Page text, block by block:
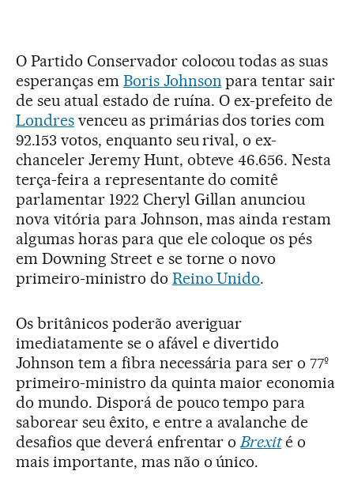
O Partido Conservador colocou todas as suas
esperanças em Boris Johnson para tentar sair
de seu atual estado de ruína. O ex-prefeito de
Londresvenceu as primárias dos tories com
92.153 votos, enquanto seu rival, o ex-
chanceler Jeremy Hunt, obteve 46.656. Nesta
terça-feira a representante do comitê
parlamentar 1922 Cheryl Gillan anunciou
nova vitória para Johnson, mas ainda restam
algumas horas para que ele coloque os pés
em Downing Street e se torne o novo
primeiro-ministro do Reino Unido.
Os britânicos poderão averiguar
imediatamente se o afável e divertido
Johnson tem a fibra necessária para ser o 77º
primeiro-ministro da quinta maior economia
do mundo. Disporá de pouco tempo para
saborear seu êxito, e entre a avalanche de
desafios que deverá enfrentar oBrexité o
mais importante, mas não o único.